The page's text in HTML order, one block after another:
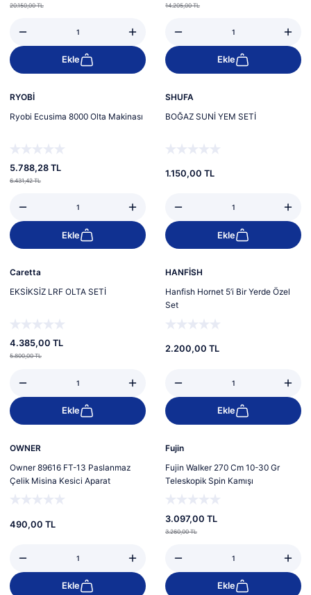
20.150,00 TL
Ekle
14.205,00 TL
Ekle
%10
Yeni
RYOBİ
Ryobi Ecusima 8000 Olta Makinası
5.788,28 TL
6.431,42 TL
Ekle
Yeni
SHUFA
BOĞAZ SUNİ YEM SETİ
1.150,00 TL
Ekle
%24
Yeni
Caretta
EKSİKSİZ LRF OLTA SETİ
4.385,00 TL
5.800,00 TL
Ekle
Yeni
HANFİSH
Hanfish Hornet 5’i Bir Yerde Özel
Set
2.200,00 TL
Ekle
Yeni
OWNER
Owner 89616 FT-13 Paslanmaz
Çelik Misina Kesici Aparat
490,00 TL
Ekle
%5
Yeni
Fujin
Fujin Walker 270 Cm 10-30 Gr
Teleskopik Spin Kamışı
3.097,00 TL
3.260,00 TL
Ekle